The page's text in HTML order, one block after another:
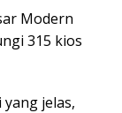
Modern
315 kios
jelas,